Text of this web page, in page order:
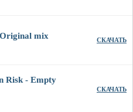
mix СКАЧАТЬ
Risk - Empty
СКАЧАТЬ